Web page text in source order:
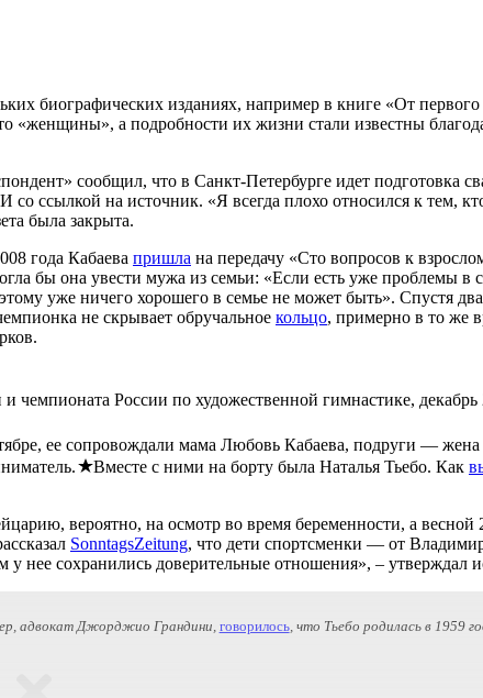
биографических изданиях, например в книге «От
«женщины», а подробности их жизни стали известны
сообщил, что в Санкт-Петербурге идет подготовка
со ссылкой на источник. «Я всегда плохо относился к тем,
была закрыта.
года Кабаева пришла на передачу «Сто вопросов к
бы она увести мужа из семьи: «Если есть уже проблемы
уже ничего хорошего в семье не может быть». Спустя
не скрывает обручальное кольцо, примерно в то же
России по художественной гимнастике,
ее сопровождали мама Любовь Кабаева, подруги —
Вместе с ними на борту была Наталья Тьебо. Как
вероятно, на осмотр во время беременности, а весной
SonntagsZeitung, что дети спортсменки — от
сохранились доверительные отношения», – утверждал
адвокат Джорджио Грандини, говорилось, что Тьебо родилась в 1959